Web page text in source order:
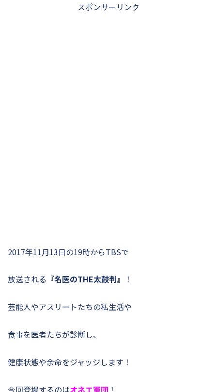
スポンサーリンク
2017年11月13日の19時からTBSで
放送される 『名医のTHE太鼓判』 ！
芸能人やアスリートたちの私生活や
食事を医者たちが診断し、
健康状態や余命をジャッジします！
今回登場するのはオネエ軍団 ！